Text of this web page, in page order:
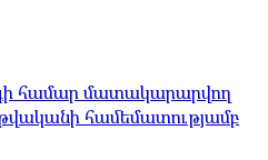
համար մատակարարվող
համեմատությամբ